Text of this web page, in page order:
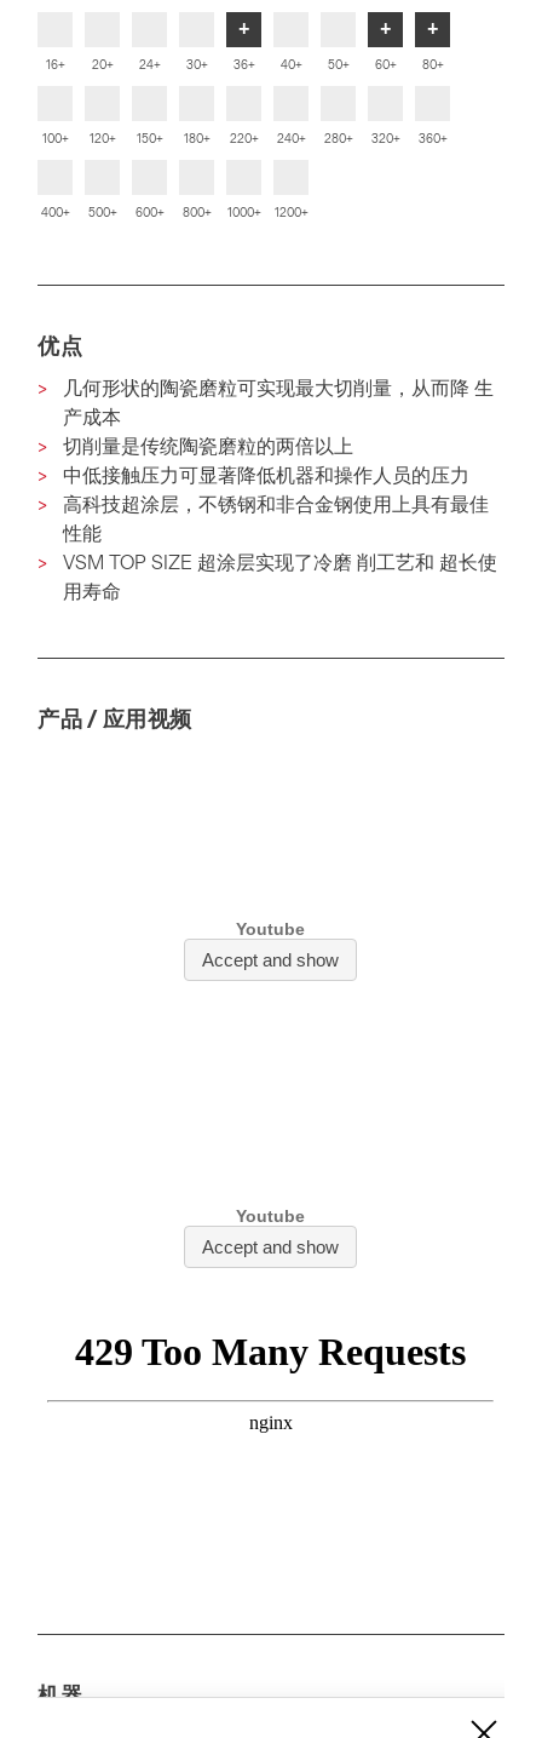
16+ 20+ 24+ 30+
+
36+ 40+ 50+
+
60+
+
80+
100+ 120+ 150+ 180+ 220+ 240+ 280+ 320+ 360+
400+ 500+ 600+ 800+ 1000+ 1200+
优点
几何形状的陶瓷磨粒可实现最大切削量，从而降 生
产成本
切削量是传统陶瓷磨粒的两倍以上
中低接触压力可显著降低机器和操作人员的压力
高科技超涂层，不锈钢和非合金钢使用上具有最佳
性能
VSM TOP SIZE 超涂层实现了冷磨 削工艺和 超长使
用寿命
产品 / 应用视频
机器